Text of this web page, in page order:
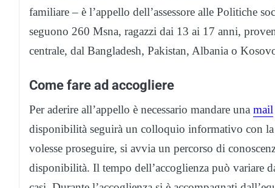
familiare – è l’appello dell’assessore alle Politiche
seguono 260 Msna, ragazzi dai 13 ai 17 anni,
centrale, dal Bangladesh, Pakistan, Albania o
Come fare ad accogliere
Per aderire all’appello è necessario mandare una mail
disponibilità seguirà un colloquio informativo con
volesse proseguire, si avvia un percorso di
disponibilità. Il tempo dell’accoglienza può variare